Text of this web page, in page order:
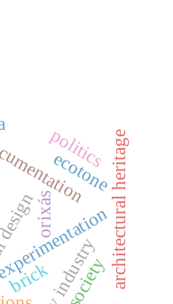
orixás architectural heritage
brickclay industry
ecotone
politics
society